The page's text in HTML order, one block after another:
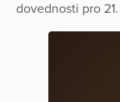
dovednosti pro